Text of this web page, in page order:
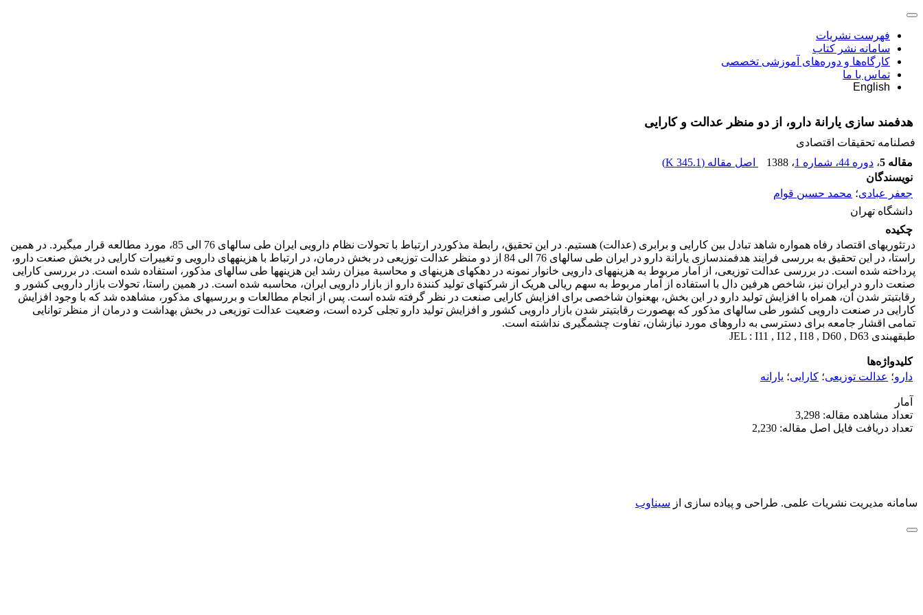
فهرست نشریات
سامانه نشر کتاب
کارگاه‌ها و دوره‌های آموزشی تخصصی
تماس با ما
English
هدفمند سازی یارانة دارو، از دو منظر عدالت و کارایی
فصلنامه تحقیقات اقتصادی
مقاله 5
، دوره 44، شماره 1 ، 1388 اصل مقاله (345.1 K
)
نویسندگان
جعفر عبادی؛ محمد حسین قوام
دانشگاه تهران
چکیده
درتئوری‎های اقتصاد رفاه همواره شاهد تبادل بین کارایی و برابری (عدالت) هستیم. در این تحقیق، رابطة مذکوردر ارتباط با تحولات نظام دارویی ایران طی سال‎های 76 الی 85، مورد مطالعه قرار می‎گیرد. در همین
راستا، در این تحقیق به بررسی فرایند هدفمندسازی یارانة دارو در ایران طی سال‎های 76 الی 84 از دو منظر عدالت توزیعی در بخش درمان، در ارتباط با هزینه‎های دارویی و تغییرات کارایی در بخش صنعت دارو،
پرداخته شده است. در بررسی عدالت توزیعی، از آمار مربوط به هزینه‎های دارویی خانوار نمونه در دهک‎های هزینه‎ای و محاسبة میزان رشد این هزینه‎ها طی سال‎های مذکور، استفاده شده است. در بررسی کارایی
صنعت دارو در ایران نیز، شاخص هرفین دال با استفاده از آمار مربوط به سهم ریالی هریک از شرکت‎های تولید کنندة دارو از بازار دارویی ایران، محاسبه شده است. در همین راستا، تحولات بازار دارویی کشور و
رقابتی‎تر شدن آن، همراه با افزایش تولید دارو در این بخش، به‎عنوان شاخصی برای افزایش کارایی صنعت در نظر گرفته شده است. پس از انجام مطالعات و بررسی‎های مذکور، مشاهده شد که با وجود افزایش
کارایی در صنعت دارویی کشور طی سال‎های مذکور که به‎صورت رقابتی‎تر شدن بازار دارویی کشور و افزایش تولید دارو تجلی کرده است، وضعیت عدالت توزیعی در بخش بهداشت و درمان از منظر توانایی
تمامی اقشار جامعه برای دسترسی به داروهای مورد نیازشان، تفاوت چشم‎گیری نداشته است.
طبقه‎بندی JEL : I11 , I12 , I18 , D60 , D63
کلیدواژه‌ها
دارو؛ عدالت توزیعی؛ کارایی؛ یارانه
آمار
تعداد مشاهده مقاله: 3,298
تعداد دریافت فایل اصل مقاله: 2,230
سامانه مدیریت نشریات علمی. طراحی و پیاده سازی از سیناوب